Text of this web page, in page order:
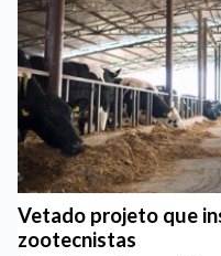
Vetado projeto que
zootecnistas